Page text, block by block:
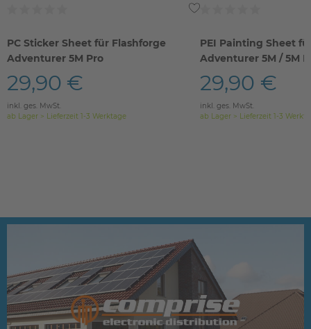
PC Sticker Sheet für Flashforge
Adventurer 5M Pro
29,90 €
inkl. ges. MwSt.
ab Lager > Lieferzeit 1-3 Werktage
PEI Painting Sheet
Adventurer 5M / 5M
29,90 €
inkl. ges. MwSt.
ab Lager > Lieferzeit 1-3